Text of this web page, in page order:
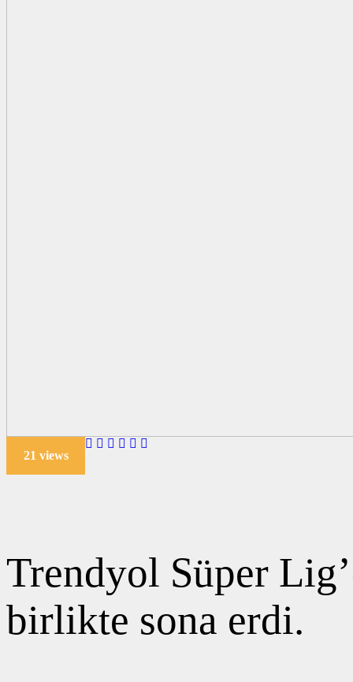
21 views
Trendyol Süper
birlikte sona erdi.